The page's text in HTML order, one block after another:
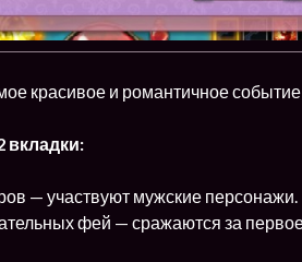
красивое и романтичное
вкладки:
— участвуют мужские персонажи.
фей — сражаются за